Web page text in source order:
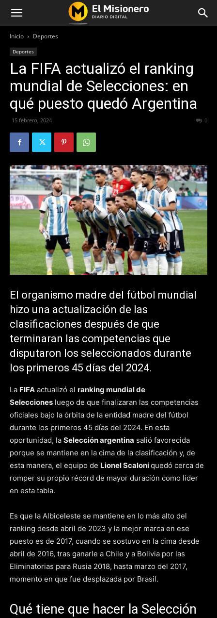
Inicio Deportes
Deportes
La FIFA actualizó el ranking
mundial de Selecciones: en
qué puesto quedó Argentina
15 febrero, 2024 0
El organismo madre del fútbol mundial
hizo una actualización de las
clasificaciones después de que
terminaran las competencias que
disputaron los seleccionados durante
los primeros 45 días del 2024.
La FIFA actualizó el ranking mundial de
Selecciones luego de que finalizaran las competencias
oficiales bajo la órbita de la entidad madre del fútbol
durante los primeros 45 días del 2024. En esta
oportunidad, la Selección argentina salió favorecida
porque se mantiene en la cima de la clasificación y, de
esta manera, el equipo de Lionel Scaloniquedó cerca de
romper su propio récord de mayor duración como líder
en esta tabla.
Es que la Albiceleste se mantiene en lo más alto del
ranking desde abril de 2023 y la mejor marca en ese
puesto es de 2017, cuando se sostuvo en la cima desde
abril de 2016, tras ganarle a Chile y a Bolivia por las
Eliminatorias para Rusia 2018, hasta marzo del 2017,
momento en que fue desplazada por Brasil.
Qué tiene que hacer la Selección